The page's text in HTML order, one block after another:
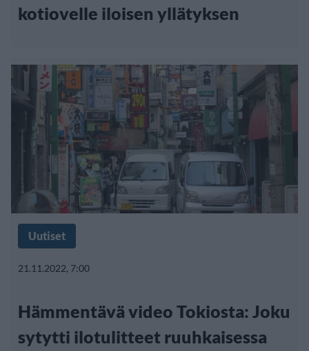
kotiovelle iloisen yllätyksen
Uutiset
21.11.2022, 7:00
Hämmentävä video Tokiosta: Joku
sytytti ilotulitteet ruuhkaisessa